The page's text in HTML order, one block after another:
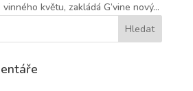
květu, zakládá G’vine nový...